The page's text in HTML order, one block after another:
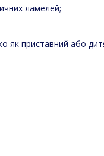
ламелей;
як приставний або